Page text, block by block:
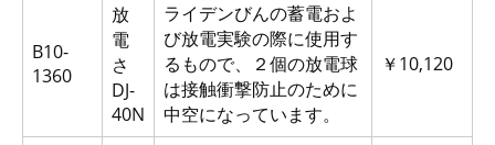
B10-
1360
放
電
さ
DJ-
40N
ライデンびんの蓄電およ
び放電実験の際に使用す
るもので、２個の放電球
は接触衝撃防止のために
中空になっています。
￥10,120